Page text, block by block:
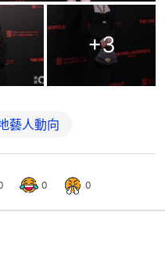
+3
藝人動向
0 0